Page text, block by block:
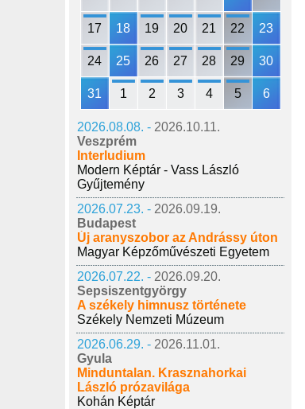
17 18 19 20 21 22 23
24 25 26 27 28 29 30
31 1 2 3 4 5 6
2026.08.08. - 2026.10.11.
Veszprém
Interludium
Modern Képtár - Vass László
Gyűjtemény
2026.07.23. - 2026.09.19.
Budapest
Új aranyszobor az Andrássy úton
Magyar Képzőművészeti Egyetem
2026.07.22. - 2026.09.20.
Sepsiszentgyörgy
A székely himnusz története
Székely Nemzeti Múzeum
2026.06.29. - 2026.11.01.
Gyula
Minduntalan. Krasznahorkai
László prózavilága
Kohán Képtár